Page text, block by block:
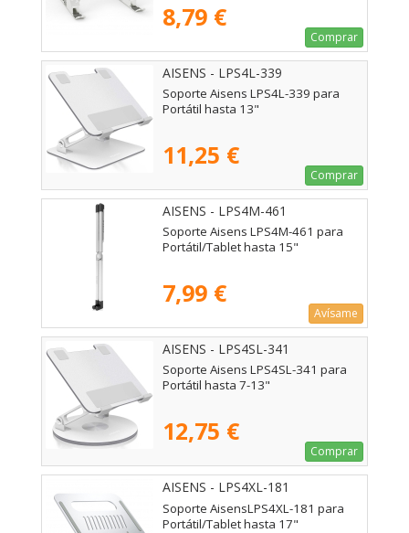
8,79 €
Comprar
AISENS - LPS4L-339
Soporte Aisens LPS4L-339 para
Portátil hasta 13"
11,25 €
Comprar
AISENS - LPS4M-461
Soporte Aisens LPS4M-461 para
Portátil/Tablet hasta 15"
7,99 €
Avísame
AISENS - LPS4SL-341
Soporte Aisens LPS4SL-341 para
Portátil hasta 7-13"
12,75 €
Comprar
AISENS - LPS4XL-181
Soporte AisensLPS4XL-181 para
Portátil/Tablet hasta 17"